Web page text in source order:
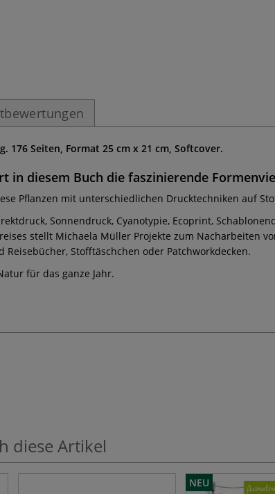
176 Seiten, Format 25 cm x 21 cm, Softcover.
in diesem Buch die faszinierende
Pflanzen mit unterschiedlichen Drucktechniken auf
Sonnendruck, Cyanotypie, Ecoprint,
stellt Michaela Müller Projekte zum Nacharbeiten
Stofftäschchen oder Patchworkdecken.
für das ganze Jahr.
diese Artikel
NEU